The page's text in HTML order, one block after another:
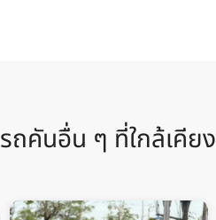
รถคันอื่น ๆ ที่ใกล้เคียง